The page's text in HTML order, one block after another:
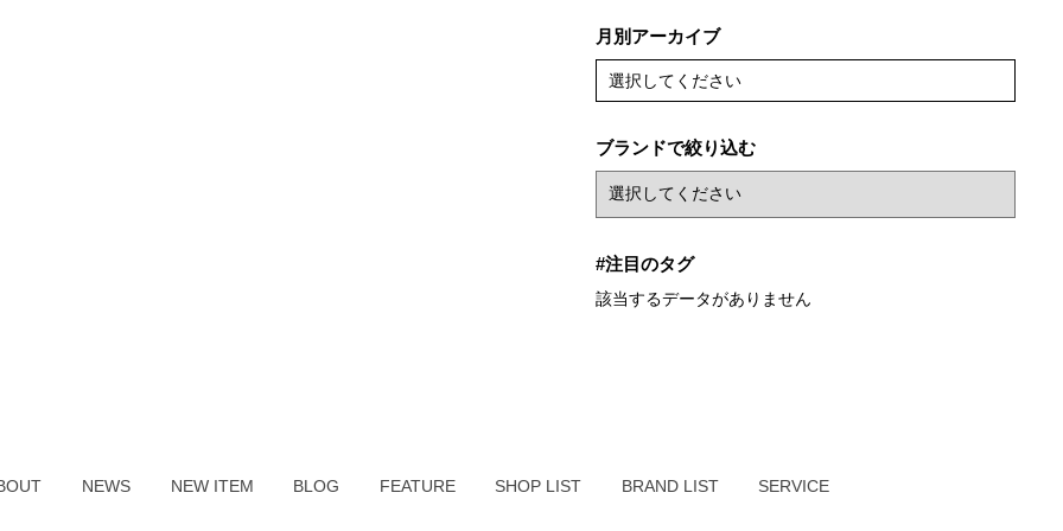
月別アーカイブ
選択してください
ブランドで絞り込む
#注目のタグ
該当するデータがありません
NEWS NEW ITEM BLOG FEATURE SHOP LIST BRAND LIST SERVICE